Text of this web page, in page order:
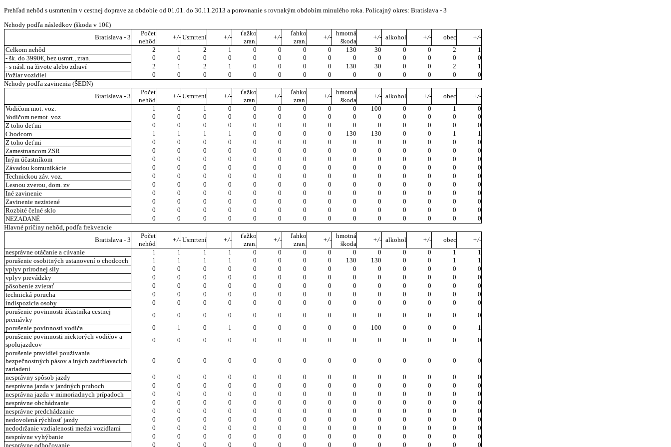
Prehľad nehôd s usmrtením v cestnej doprave za obdobie od 01.01. do 30.11.2013 a porovnanie s rovnakým obdobím minulého roka. Policajný okres: Bratislava - 3
Nehody podľa následkov (škoda v 10€)
Bratislava - 3
Počet
nehôd
+/- Usmrtení +/-
ťažko
zran.
+/-
ľahko
zran.
+/-
hmotná
škoda
+/- alkohol +/- obec
+/-
Celkom nehôd
2 1 2 1 0 0 0 0 130 30 0 0 2
1
- šk. do 3990€, bez usmrt., zran.
0 0 0 0 0 0 0 0 0 0 0 0 0
0
- s násl. na živote alebo zdraví
2 1 2 1 0 0 0 0 130 30 0 0 2
1
Požiar vozidiel
0 0 0 0 0 0 0 0 0 0 0 0 0
0
Nehody podľa zavinenia (ŠEDN)
Bratislava - 3
Počet
nehôd
+/- Usmrtení +/-
ťažko
zran.
+/-
ľahko
zran.
+/-
hmotná
škoda
+/- alkohol +/- obec
+/-
Vodičom mot. voz.
1 0 1 0 0 0 0 0 0 -100 0 0 1
0
Vodičom nemot. voz.
0 0 0 0 0 0 0 0 0 0 0 0 0
0
Z toho deťmi
0 0 0 0 0 0 0 0 0 0 0 0 0
0
Chodcom
1 1 1 1 0 0 0 0 130 130 0 0 1
1
Z toho deťmi
0 0 0 0 0 0 0 0 0 0 0 0 0
0
Zamestnancom ZSR
0 0 0 0 0 0 0 0 0 0 0 0 0
0
Iným účastníkom
0 0 0 0 0 0 0 0 0 0 0 0 0
0
Závadou komunikácie
0 0 0 0 0 0 0 0 0 0 0 0 0
0
Technickou záv. voz.
0 0 0 0 0 0 0 0 0 0 0 0 0
0
Lesnou zverou, dom. zv
0 0 0 0 0 0 0 0 0 0 0 0 0
0
Iné zavinenie
0 0 0 0 0 0 0 0 0 0 0 0 0
0
Zavinenie nezistené
0 0 0 0 0 0 0 0 0 0 0 0 0
0
Rozbité čelné sklo
0 0 0 0 0 0 0 0 0 0 0 0 0
0
NEZADANÉ
0 0 0 0 0 0 0 0 0 0 0 0 0
0
Hlavné príčiny nehôd, podľa frekvencie
Bratislava - 3
Počet
nehôd
+/- Usmrtení +/-
ťažko
zran.
+/-
ľahko
zran.
+/-
hmotná
škoda
+/- alkohol +/- obec
+/-
nesprávne otáčanie a cúvanie
1 1 1 1 0 0 0 0 0 0 0 0 1
1
porušenie osobitných ustanovení o chodcoch
1 1 1 1 0 0 0 0 130 130 0 0 1
1
vplyv prírodnej sily
0 0 0 0 0 0 0 0 0 0 0 0 0
0
vplyv prevádzky
0 0 0 0 0 0 0 0 0 0 0 0 0
0
pôsobenie zvierať
0 0 0 0 0 0 0 0 0 0 0 0 0
0
technická porucha
0 0 0 0 0 0 0 0 0 0 0 0 0
0
indispozícia osoby
0 0 0 0 0 0 0 0 0 0 0 0 0
0
porušenie povinnosti účastníka cestnej
premávky
0 0 0 0 0 0 0 0 0 0 0 0 0
0
porušenie povinnosti vodiča
0 -1 0 -1 0 0 0 0 0 -100 0 0 0
-1
porušenie povinnosti niektorých vodičov a
spolujazdcov
0 0 0 0 0 0 0 0 0 0 0 0 0
0
porušenie pravidiel používania
bezpečnostných pásov a iných zadržiavacích
zariadení
0 0 0 0 0 0 0 0 0 0 0 0 0 0
nesprávny spôsob jazdy 0 0 0 0 0 0 0 0 0 0 0 0 0
0
nesprávna jazda v jazdných pruhoch
0 0 0 0 0 0 0 0 0 0 0 0 0
0
nesprávna jazda v mimoriadnych prípadoch
0 0 0 0 0 0 0 0 0 0 0 0 0
0
nesprávne obchádzanie
0 0 0 0 0 0 0 0 0 0 0 0 0
0
nesprávne predchádzanie
0 0 0 0 0 0 0 0 0 0 0 0 0
0
nedovolená rýchlosť jazdy
0 0 0 0 0 0 0 0 0 0 0 0 0
0
nedodržanie vzdialenosti medzi vozidlami
0 0 0 0 0 0 0 0 0 0 0 0 0
0
nesprávne vyhýbanie
0 0 0 0 0 0 0 0 0 0 0 0 0
0
nesprávne odbočovanie
0 0 0 0 0 0 0 0 0 0 0 0 0
0